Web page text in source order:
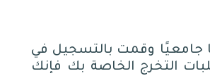
جامعيًا وقمت بالتسجيل في
التخرج الخاصة بك فإنك